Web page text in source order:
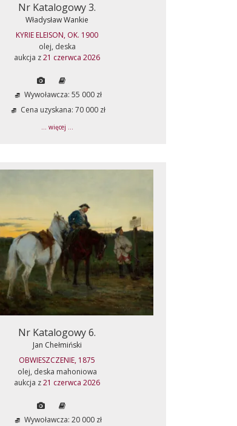
Nr Katalogowy 3.
Władysław Wankie
KYRIE ELEISON, OK. 1900
olej, deska
aukcja z21 czerwca 2026
Wywoławcza: 55 000 zł
Cena uzyskana: 70 000 zł
... więcej ...
Nr Katalogowy 6.
Jan Chełmiński
OBWIESZCZENIE, 1875
olej, deska mahoniowa
aukcja z21 czerwca 2026
Wywoławcza: 20 000 zł